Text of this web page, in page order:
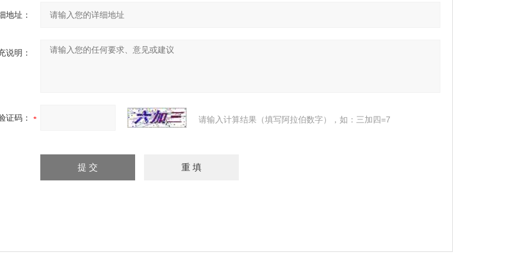
地址：
说明：
证码： 请输入计算结果（填写阿拉伯数字），如：三加四=7